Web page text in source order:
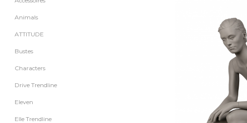
Animals
ATTITUDE
Bustes
Characters
Drive Trendline
Eleven
Elle Trendline